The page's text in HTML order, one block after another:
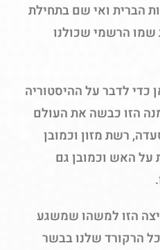
הברית ואי שם בתחילת
את שמו הרשמי שכולנו
כדי לדבר על ההיסטוריה
הזו כבשה את העולם
רשת מזון וכמובן
האש וכמובן גם
הזו למשהו שמשגע
הרקורד שלנו בבשר